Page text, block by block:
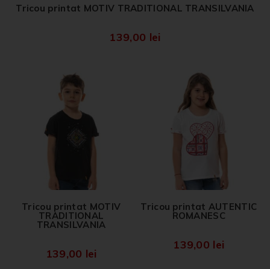
Tricou printat MOTIV TRADITIONAL TRANSILVANIA
139,00 lei
Tricou printat MOTIV
TRADITIONAL
TRANSILVANIA
139,00 lei
Tricou printat AUTENTIC
ROMANESC
139,00 lei